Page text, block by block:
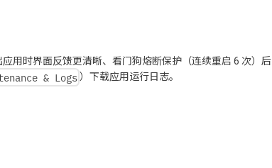
用时界面反馈更清晰、看门狗熔断保护（连续重启 6 次）后
& Logs ）下载应用运行日志。